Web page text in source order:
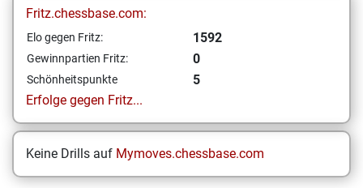
Fritz.chessbase.com:
Elo gegen Fritz: 1592
Gewinnpartien Fritz: 0
Schönheitspunkte
5
Erfolge gegen Fritz...
Keine Drills auf Mymoves.chessbase.com